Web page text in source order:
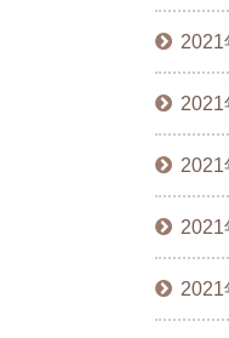
2021
2021
2021
2021
2021